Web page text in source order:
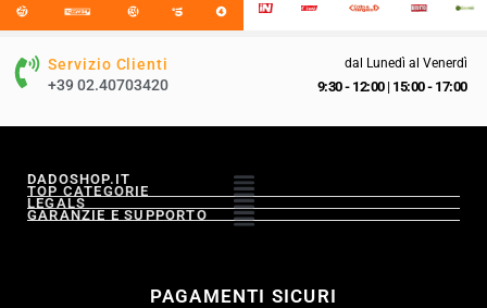
Servizio Clienti
+39 02.40703420
dal Lunedì al Venerdì
9:30 - 12:00| 15:00 - 17:00
DADOSHOP.IT
TOP CATEGORIE
LEGALS
GARANZIE E SUPPORTO
PAGAMENTI SICURI